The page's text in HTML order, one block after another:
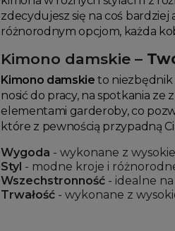
zdecydujesz się na coś
różnorodnym opcjom, każda
Kimono damskie –
Kimono damskie to niezbędnik
nosić do pracy, na spotkania
elementami garderoby, co
które z pewnością przypadną
Wygoda - wykonane z
Styl - modne kroje i
Wszechstronność - idealne
Trwałość - wykonane z